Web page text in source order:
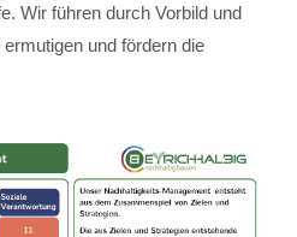
Wir führen durch Vorbild und
und fördern die